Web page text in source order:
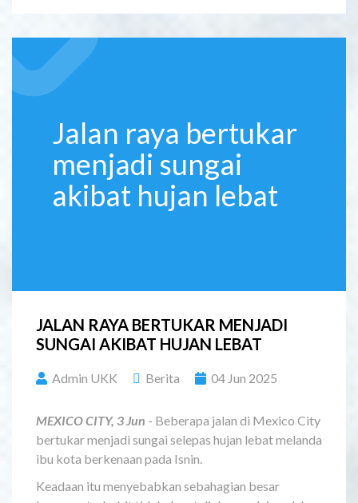
Jalan raya bertukar
menjadi sungai
akibat hujan lebat
JALAN RAYA BERTUKAR MENJADI
SUNGAI AKIBAT HUJAN LEBAT
Admin UKK Berita 04 Jun 2025
MEXICO CITY, 3 Jun - Beberapa jalan di Mexico City
bertukar menjadi sungai selepas hujan lebat melanda
ibu kota berkenaan pada Isnin.
Keadaan itu menyebabkan sebahagian besar